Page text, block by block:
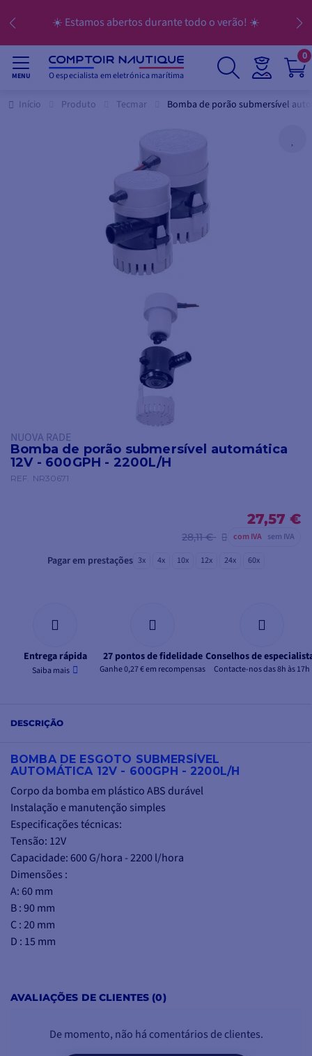
☀️ Estamos abertos durante todo o verão! ☀️
MENU O especialista em eletrónica marítima
0
Início Produto Tecmar Bomba de porão submersível
NUOVA RADE
Bomba de porão submersível automática
12V - 600GPH - 2200L/H
REF. NR30671
27,57 €
28,11 € com IVA sem IVA
Pagar em prestações 3x 4x 10x 12x 24x 60x
Entrega rápida
Saiba mais
27 pontos de fidelidade
Ganhe 0,27 € em recompensas
Conselhos de
Contacte-nos das 8h às 17h
DESCRIÇÃO
BOMBA DE ESGOTO SUBMERSÍVEL
AUTOMÁTICA 12V - 600GPH - 2200L/H
Corpo da bomba em plástico ABS durável
Instalação e manutenção simples
Especificações técnicas:
Tensão: 12V
Capacidade: 600 G/hora - 2200 l/hora
Dimensões :
A: 60 mm
B : 90 mm
C : 20 mm
D : 15 mm
AVALIAÇÕES DE CLIENTES (0)
De momento, não há comentários de clientes.